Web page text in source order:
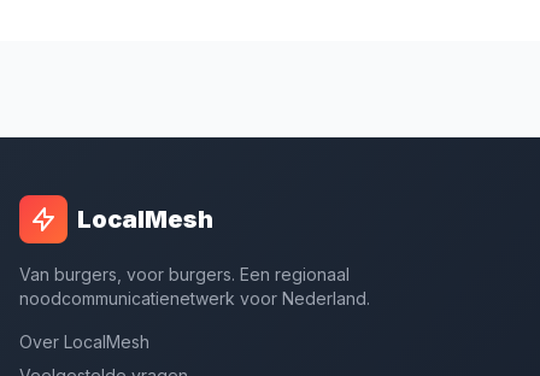
LocalMesh
Van burgers, voor burgers. Een regionaal
noodcommunicatienetwerk voor Nederland.
Over LocalMesh